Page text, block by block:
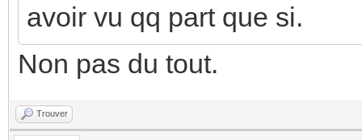
avoir vu qq part que si.
Non pas du tout.
Trouver